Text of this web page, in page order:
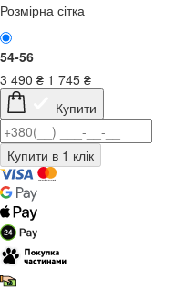
Розмірна сітка
54-56
3 490 ₴ 1 745 ₴
Купити